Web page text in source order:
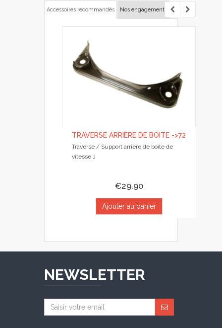
Accessoires recommandés Nos engagements
TRAVERSE ARRIÈRE DE BOITE ->72
Traverse / Support arrière de boite de
vitesse J
€29.90
Ajouter au panier
NEWSLETTER